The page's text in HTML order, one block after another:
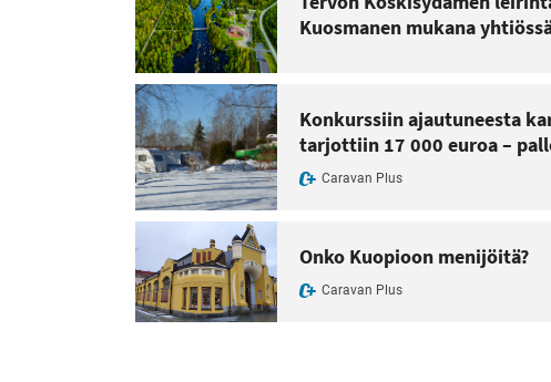
Kuosmanen mukana
Konkurssiin ajautuneesta
tarjottiin 17 000 euroa –
Caravan Plus
Onko Kuopioon menijöitä?
Caravan Plus